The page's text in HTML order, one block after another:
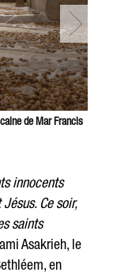
de Mar Francis
innocents
Ce soir,
saints
Asakrieh, le
en